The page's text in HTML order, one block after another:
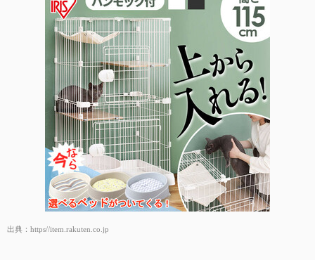
出典： https//item.rakuten.co.jp